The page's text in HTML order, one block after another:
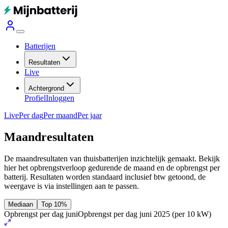
Batterijen
Resultaten
Live
Achtergrond
ProfielInloggen
LivePer dagPer maandPer jaar
Maandresultaten
De maandresultaten van thuisbatterijen inzichtelijk gemaakt. Bekijk
hier het opbrengstverloop gedurende de maand en de opbrengst per
batterij. Resultaten worden standaard inclusief btw getoond, de
weergave is via instellingen aan te passen.
Mediaan Top 10%
Opbrengst per dag juniOpbrengst per dag juni 2025 (per 10 kW)